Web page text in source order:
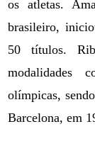
os atletas.
brasileiro,
50 títulos.
modalidades
olímpicas,
Barcelona, em